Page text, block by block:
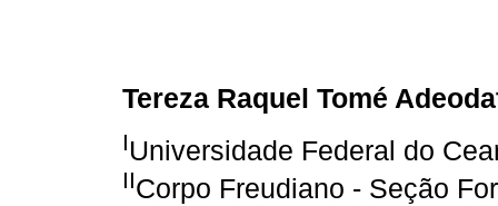
Tereza Raquel Tomé
IUniversidade Federal do
IICorpo Freudiano - Seção